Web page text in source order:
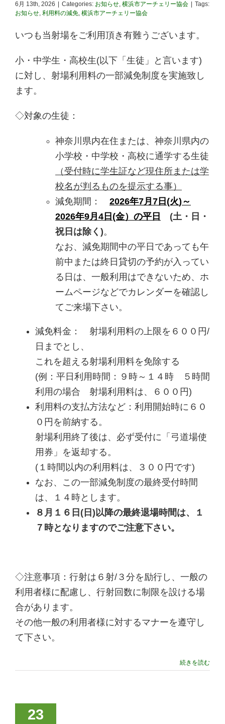
6月 13th, 2026 Categories: お知らせ, 横浜市アーチェリー協会
Tags:
お知らせ, 利用料の減免, 横浜市アーチェリー協会
いつも当射場をご利用頂き有難うございます。
小・中学生・高校生(以下「生徒」と言います)
に対し、射場利用料の一部減免制度を実施致し
ます。
◇対象の生徒：
神奈川県内在住または、神奈川県内の
小学校・中学校・高校に通学する生徒
（受付時に学生証など現住所または学
校名が判るものを提示する事）
減免期間：
2026年7月7日(火)～
2026年9月4日(金）の平日
(土・日・
祝日は除く)。
なお、減免期間中の平日であっても午
前中または終日貸切の予約が入ってい
る日は、一般利用はできないため、ホ
ームページなどでカレンダーを確認し
てご来場下さい。
減免料金： 射場利用料の上限を６００円/
日までとし、
これを超える射場利用料を免除する
(例：平日利用時間：９時～１４時 ５時間
利用の場合 射場利用料は、６００円)
利用料の支払方法など：利用開始時に６０
０円を前納する。
射場利用終了後は、必ず受付に「弓道場使
用券」を返却する。
(１時間以内の利用料は、３００円です)
なお、この一部減免制度の最終受付時間
は、１４時とします。
８月１６日(日)以降の最終退場時間は、１
７時となりますのでご注意下さい。
◇注意事項：行射は６射/３分を励行し、一般の
利用者様に配慮し、行射回数に制限を設ける場
合があります。
その他一般の利用者様に対するマナーを遵守し
て下さい。
続きを読む
23